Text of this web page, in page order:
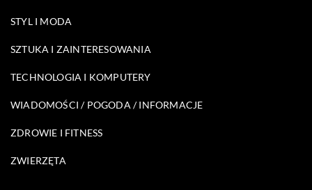
STYL I MODA
SZTUKA I ZAINTERESOWANIA
TECHNOLOGIA I KOMPUTERY
WIADOMOŚCI / POGODA / INFORMACJE
ZDROWIE I FITNESS
ZWIERZĘTA